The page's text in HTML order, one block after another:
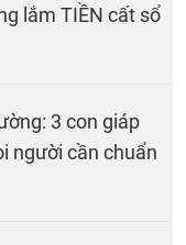
lắm TIỀN cất sổ
3 con giáp
người cần chuẩn